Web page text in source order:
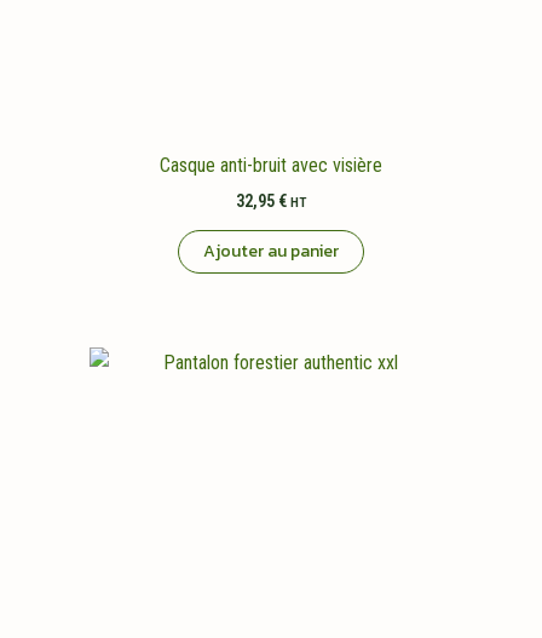
Casque anti-bruit avec visière
32,95 € HT
Ajouter au panier